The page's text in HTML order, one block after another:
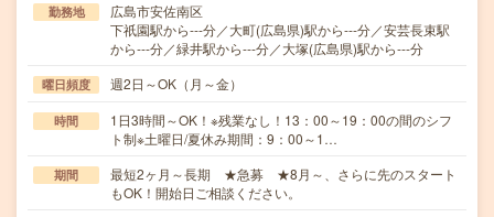
勤務地
広島市安佐南区
下祇園駅から---分／大町(広島県)駅から---分／安芸長束駅
から---分／緑井駅から---分／大塚(広島県)駅から---分
曜日頻度 週2日～OK（月～金）
時間
1日3時間～OK！※残業なし！13：00～19：00の間のシフ
ト制※土曜日/夏休み期間：9：00～1…
期間
最短2ヶ月～長期 ★急募 ★8月～、さらに先のスタート
もOK！開始日ご相談ください。